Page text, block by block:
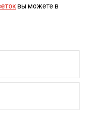
вы можете в